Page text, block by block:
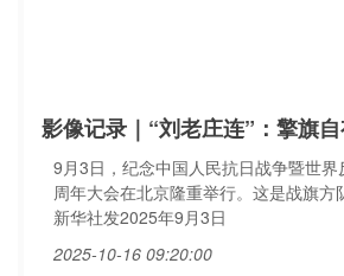
影像记录｜“刘老庄连”：擎旗
9月3日，纪念中国人民抗日战争暨世
周年大会在北京隆重举行。这是战旗方
新华社发2025年9月3日
2025-10-16 09:20:00